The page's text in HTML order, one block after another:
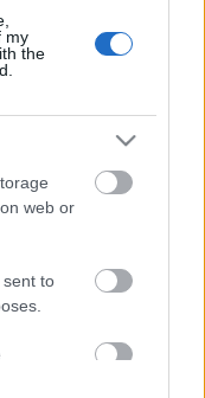
my
the
web or
to
Magma
e megfordult
– Megyesi Balázs
bőgőzött,
Sleepben riffelt,
mentem ki
a Dürer-